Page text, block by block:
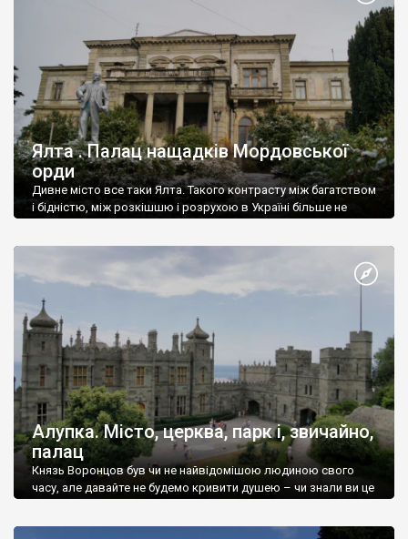
Ялта . Палац нащадків Мордовської
орди
Дивне місто все таки Ялта. Такого контрасту між багатством
і бідністю, між розкішшю і розрухою в Україні більше не
Алупка. Місто, церква, парк і, звичайно,
палац
Князь Воронцов був чи не найвідомішою людиною свого
часу, але давайте не будемо кривити душею – чи знали ви це